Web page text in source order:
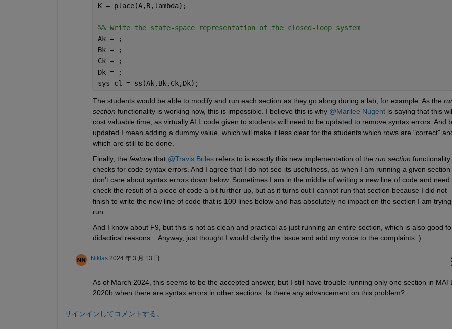
K = place(A,B,lambda);
%% Write the state-space representation of the closed-loop system
Ak = ;
Bk = ;
Ck = ;
Dk = ;
sys_cl = ss(Ak,Bk,Ck,Dk);
The students would be able to modify and run each section as they go along during a lab, for example. As the
section functionality is working now, this is impossible. I believe this is why @Marilee Nugent is saying that this
cost valuable time, as virtually ALL code given to students will need to be updated to remove syntax errors. And
updated I mean adding a dummy value, which will make it less clear for the students which rows are "correct"
which are still to be done.
Finally, the feature that @Travis Briles refers to is exactly this new implementation of the run section functionality
checks for code syntax errors. And I agree that I do not see its usefulness, as when I am running a given section
don't care about syntax errors down below. Sometimes I am in the middle of writing a new line of code and need
check the result of a piece of code a bit further up, but as it turns out I cannot run that section because I did not
finish to write the new line of code that is 100 lines below and has absolutely no impact on the section I am
run.
And I know about F9, but this is not as clean and practical as just running an entire section, which is also good
didactical reasons... Anyway, just thought I would clarify the issue and add my voice to the complaints :)
Niklas 2024 年 3 月 13 日
As of March 2024, this seems to be the accepted answer, but I still have trouble running only one section in
2020b when there are syntax errors in other sections. Is there any advancement on this problem?
サインインしてコメントする。